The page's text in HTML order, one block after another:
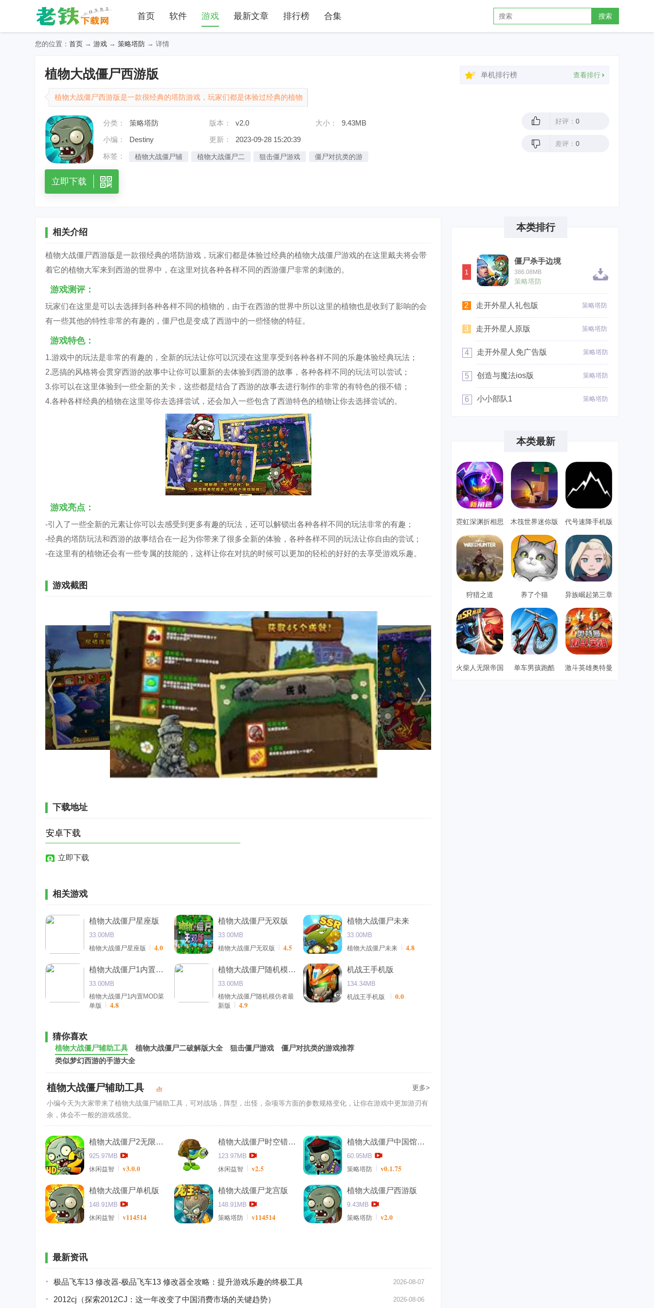
首页 软件 游戏 最新文章 排行榜 合集 搜索
您的位置： 首页 → 游戏 → 策略塔防 → 详情
植物大战僵尸西游版
植物大战僵尸西游版是一款很经典的塔防游戏，玩家们都是体验过经典的植物
大战僵尸游戏的在这里戴夫将会带着它的植物大军来到西游的世界中，在这里
对抗各种各样不同的西游僵尸非常的刺激的。
分类： 策略塔防 版本： v2.0 大小：
9.43MB
小编：
Destiny 更新：
2023-09-28 15:20:39
标签：
植物大战僵尸辅 植物大战僵尸二 狙击僵尸游戏
僵尸对抗类的游
立即下载
单机排行榜 查看排行
好评： 0
差评： 0
相关介绍
植物大战僵尸西游版是一款很经典的塔防游戏，玩家们都是体验过经典的植物大战僵尸游戏的在这里戴夫将会带
着它的植物大军来到西游的世界中，在这里对抗各种各样不同的西游僵尸非常的刺激的。
游戏测评：
玩家们在这里是可以去选择到各种各样不同的植物的，由于在西游的世界中所以这里的植物也是收到了影响的会
有一些其他的特性非常的有趣的，僵尸也是变成了西游中的一些怪物的特征。
游戏特色：
1.游戏中的玩法是非常的有趣的，全新的玩法让你可以沉浸在这里享受到各种各样不同的乐趣体验经典玩法；
2.恶搞的风格将会贯穿西游的故事中让你可以重新的去体验到西游的故事，各种各样不同的玩法可以尝试；
3.你可以在这里体验到一些全新的关卡，这些都是结合了西游的故事去进行制作的非常的有特色的很不错；
4.各种各样经典的植物在这里等你去选择尝试，还会加入一些包含了西游特色的植物让你去选择尝试的。
游戏亮点：
-引入了一些全新的元素让你可以去感受到更多有趣的玩法，还可以解锁出各种各样不同的玩法非常的有趣；
-经典的塔防玩法和西游的故事结合在一起为你带来了很多全新的体验，各种各样不同的玩法让你自由的尝试；
-在这里有的植物还会有一些专属的技能的，这样让你在对抗的时候可以更加的轻松的好好的去享受游戏乐趣。
游戏截图
下载地址
安卓下载
立即下载
相关游戏
植物大战僵尸星座版
33.00MB
植物大战僵尸星座版
4.0
植物大战僵尸无双版
33.00MB
植物大战僵尸无双版
4.5
植物大战僵尸未来
33.00MB
植物大战僵尸未来
4.8
植物大战僵尸1内置MOD菜单版
33.00MB
植物大战僵尸1内置MOD菜
单版
4.8
植物大战僵尸随机模仿者最新版
33.00MB
植物大战僵尸随机模仿者最
新版
4.9
机战王手机版
134.34MB
机战王手机版
0.0
猜你喜欢
植物大战僵尸辅助工具 植物大战僵尸二破解版大全 狙击僵尸游戏
僵尸对抗类的游戏推荐
类似梦幻西游的手游大全
植物大战僵尸辅助工具
更多>
小编今天为大家带来了植物大战僵尸辅助工具，可对战场，阵型，出怪，杂项等方面的参数规格变化，让你在游戏中更加游刃有
余，体会不一般的游戏感觉。
植物大战僵尸2无限钻石版
925.97MB
休闲益智
v3.0.0
植物大战僵尸时空错乱版
123.97MB
休闲益智
v2.5
植物大战僵尸中国馆安卓版
60.95MB
策略塔防
v0.1.75
植物大战僵尸单机版
148.91MB
休闲益智
v114514
植物大战僵尸龙宫版
148.91MB
策略塔防
v114514
植物大战僵尸西游版
9.43MB
策略塔防
v2.0
最新资讯
极品飞车13 修改器-极品飞车13 修改器全攻略：提升游戏乐趣的终极工具 2026-08-07
2012cj（探索2012CJ：这一年改变了中国消费市场的关键趋势） 2026-08-06
本类排行
1
僵尸杀手边境
386.08MB
策略塔防
2 走开外星人礼包版 策略塔防
3 走开外星人原版 策略塔防
4 走开外星人免广告版 策略塔防
5 创造与魔法ios版 策略塔防
6 小小部队1 策略塔防
本类最新
霓虹深渊折相思
单机安卓
木筏世界迷你版 代号速降手机版
狩猎之道 养了个猫 异族崛起第三章
火柴人无限帝国 单车男孩跑酷 激斗英雄奥特曼